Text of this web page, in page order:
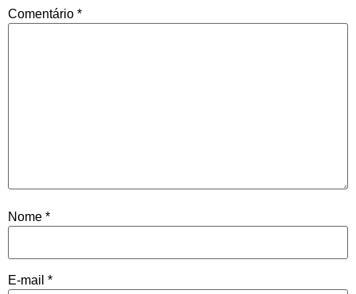
Comentário *
Nome *
E-mail *